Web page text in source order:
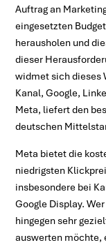
Auftrag an
eingesetzten Budget
herausholen und
dieser
widmet sich dieses
Kanal, Google,
Meta, liefert den
deutschen
Meta bietet die
niedrigsten
insbesondere bei
Google Display. Wer
hingegen sehr
auswerten möchte,